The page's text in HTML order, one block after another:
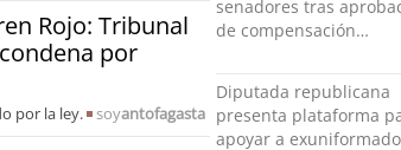
Rojo: Tribunal
por
por la ley. soyantofagasta
senadores tras
de compensación
indolente"
Diputada republicana
presenta plataforma
apoyar a